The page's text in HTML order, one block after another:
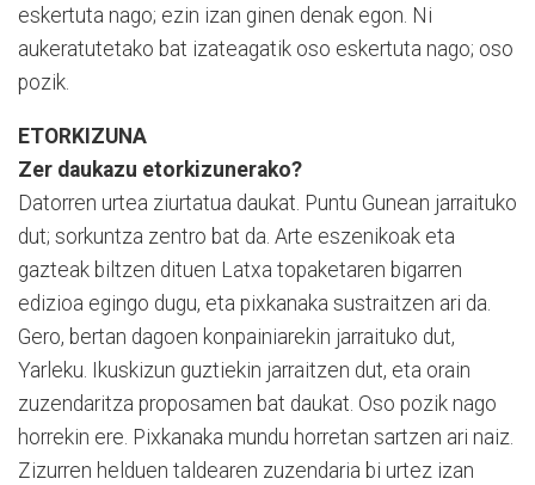
eskertuta nago; ezin izan ginen denak egon. Ni
aukeratutetako bat izateagatik oso eskertuta nago; oso
pozik.
ETORKIZUNA
Zer daukazu etorkizunerako?
Datorren urtea ziurtatua daukat. Puntu Gunean jarraituko
dut; sorkuntza zentro bat da. Arte eszenikoak eta
gazteak biltzen dituen Latxa topaketaren bigarren
edizioa egingo dugu, eta pixkanaka sustraitzen ari da.
Gero, bertan dagoen konpainiarekin jarraituko dut,
Yarleku. Ikuskizun guztiekin jarraitzen dut, eta orain
zuzendaritza proposamen bat daukat. Oso pozik nago
horrekin ere. Pixkanaka mundu horretan sartzen ari naiz.
Zizurren helduen taldearen zuzendaria bi urtez izan